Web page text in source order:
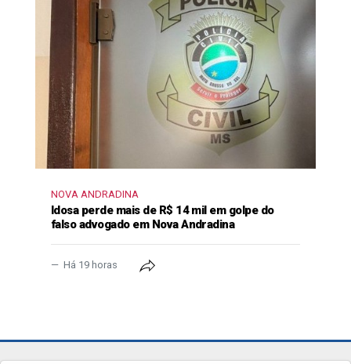
NOVA ANDRADINA
Idosa perde mais de R$ 14 mil em golpe do
falso advogado em Nova Andradina
Há 19 horas